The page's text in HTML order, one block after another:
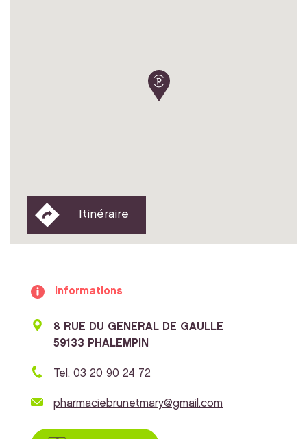
Itinéraire
Informations
8 RUE DU GENERAL DE GAULLE
59133 PHALEMPIN
Tel. 03 20 90 24 72
pharmaciebrunetmary@gmail.com